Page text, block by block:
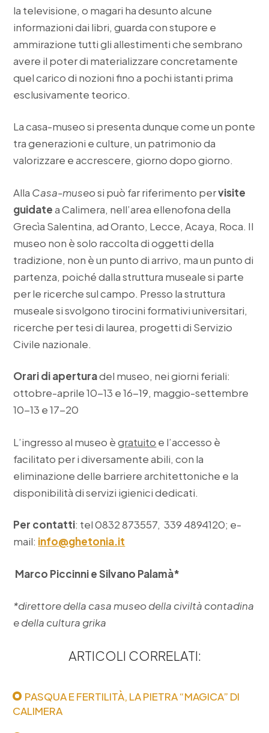
la televisione, o magari ha desunto alcune
informazioni dai libri, guarda con stupore e
ammirazione tutti gli allestimenti che sembrano
avere il poter di materializzare concretamente
quel carico di nozioni fino a pochi istanti prima
esclusivamente teorico.
La casa-museo si presenta dunque come un ponte
tra generazioni e culture, un patrimonio da
valorizzare e accrescere, giorno dopo giorno.
Alla Casa-museosi può far riferimento pervisite
guidatea Calimera, nell’area ellenofona della
Grecìa Salentina, ad Oranto, Lecce, Acaya, Roca. Il
museo non è solo raccolta di oggetti della
tradizione, non è un punto di arrivo, ma un punto di
partenza, poiché dalla struttura museale si parte
per le ricerche sul campo. Presso la struttura
museale si svolgono tirocini formativi universitari,
ricerche per tesi di laurea, progetti di Servizio
Civile nazionale.
Orari di aperturadel museo, nei giorni feriali:
ottobre-aprile 10-13 e 16-19, maggio-settembre
10-13 e 17-20
L’ingresso al museo ègratuito e l’accesso è
facilitato per i diversamente abili, con la
eliminazione delle barriere architettoniche e la
disponibilità di servizi igienici dedicati.
Per contatti: tel 0832 873557, 339 4894120; e-
mail: info@ghetonia.it
Marco Piccinni e Silvano Palamà*
*direttore della casa museo della civiltà contadina
e della cultura grika
ARTICOLI CORRELATI:
PASQUA E FERTILITÀ, LA PIETRA “MAGICA” DI
CALIMERA